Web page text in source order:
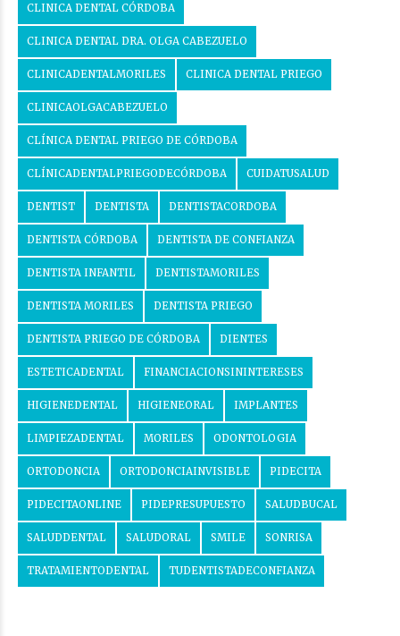
CLINICA DENTAL CÓRDOBA
CLINICA DENTAL DRA. OLGA CABEZUELO
CLINICADENTALMORILES CLINICA DENTAL PRIEGO
CLINICAOLGACABEZUELO
CLÍNICA DENTAL PRIEGO DE CÓRDOBA
CLÍNICADENTALPRIEGODECÓRDOBA CUIDATUSALUD
DENTIST DENTISTA DENTISTACORDOBA
DENTISTA CÓRDOBA DENTISTA DE CONFIANZA
DENTISTA INFANTIL DENTISTAMORILES
DENTISTA MORILES DENTISTA PRIEGO
DENTISTA PRIEGO DE CÓRDOBA DIENTES
ESTETICADENTAL FINANCIACIONSININTERESES
HIGIENEDENTAL HIGIENEORAL IMPLANTES
LIMPIEZADENTAL MORILES ODONTOLOGIA
ORTODONCIA ORTODONCIAINVISIBLE PIDECITA
PIDECITAONLINE PIDEPRESUPUESTO SALUDBUCAL
SALUDDENTAL SALUDORAL SMILE SONRISA
TRATAMIENTODENTAL TUDENTISTADECONFIANZA